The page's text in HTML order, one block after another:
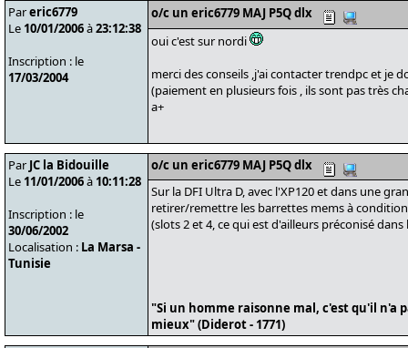
Pareric6779
Le 10/01/2006à23:12:38
Inscription : le
17/03/2004
o/c un eric6779 MAJ P5Q dlx
oui c'est sur nordi
merci des conseils ,j'ai contacter trendpc et je
(paiement en plusieurs fois , ils sont pas très
a+
Par JC la Bidouille
Le 11/01/2006à 10:11:28
Inscription : le
30/06/2002
Localisation : La Marsa -
Tunisie
o/c un eric6779 MAJ P5Q dlx
Sur la DFI Ultra D, avec l'XP120 et dans une
retirer/remettre les barrettes mems à
(slots 2 et 4, ce qui est d'ailleurs préconisé
"Si un homme raisonne mal, c'est qu'il n'a
mieux" (Diderot - 1771)